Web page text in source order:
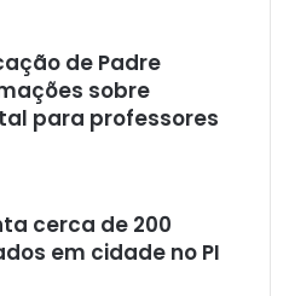
de Padre
sobre
para professores
cerca de 200
em cidade no PI